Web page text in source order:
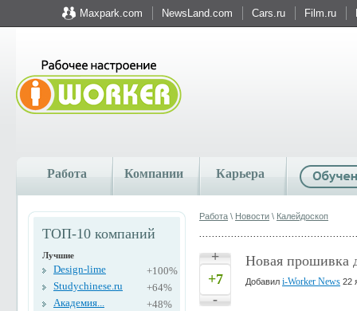
Maxpark.com NewsLand.com Cars.ru Film.ru
Работа Компании Карьера
ТОП-10 компаний
Лучшие
Design-lime
+100%
Studychinese.ru
+64%
Академия...
+48%
Работа \ Новости \ Калейдоскоп
+
+7
-
Новая прошивка
Добавил i-Worker News 22